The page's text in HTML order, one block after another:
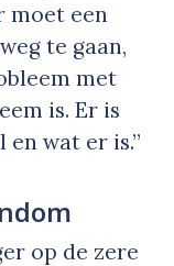
moet een
te gaan,
met
is. Er is
wat er is.”
op de zere